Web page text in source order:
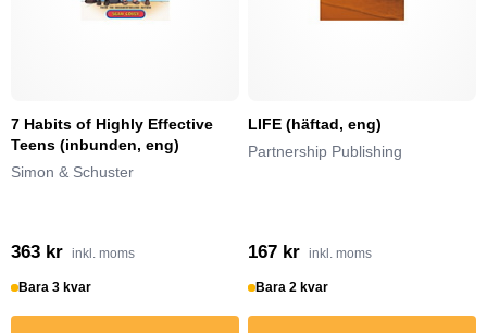
7 Habits of Highly Effective
Teens (inbunden, eng)
Simon & Schuster
363 kr inkl. moms
Bara 3 kvar
LIFE (häftad, eng)
Partnership Publishing
167 kr inkl. moms
Bara 2 kvar